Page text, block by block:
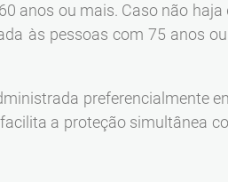
anos ou mais. Caso não
às pessoas com 75 anos
preferencialmente
a proteção simultânea